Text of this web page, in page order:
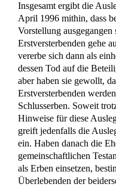
Insgesamt ergibt die
April 1996 mithin, dass
Vorstellung ausgegangen
Erstversterbenden gehe
vererbe sich dann als
dessen Tod auf die
aber haben sie gewollt,
Erstversterbenden
Schlusserben. Soweit
Hinweise für diese
greift jedenfalls die
ein. Haben danach die
gemeinschaftlichen
als Erben einsetzen,
Überlebenden der